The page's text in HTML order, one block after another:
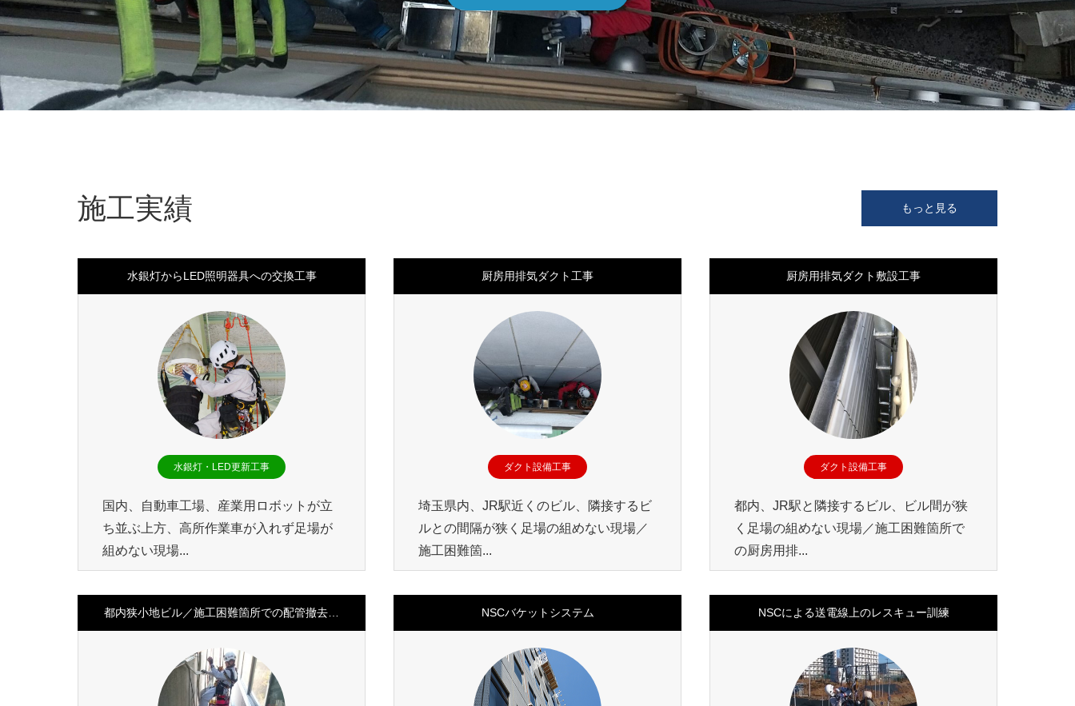
施工実績 もっと見る
水銀灯からLED照明器具への交換工事
水銀灯・LED更新工事
国内、自動車工場、産業用ロボットが立
ち並ぶ上方、高所作業車が入れず足場が
組めない現場...
厨房用排気ダクト工事
ダクト設備工事
埼玉県内、JR駅近くのビル、隣接するビ
ルとの間隔が狭く足場の組めない現場／
施工困難箇...
厨房用排気ダクト敷設工事
ダクト設備工事
都内、JR駅と隣接するビル、ビル間が狭
く足場の組めない現場／施工困難箇所で
の厨房用排...
都内狭小地ビル／施工困難箇所での配管撤去… NSCバケットシステム NSCによる送電線上のレスキュー訓練